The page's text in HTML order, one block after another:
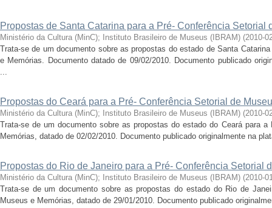
Propostas de Santa Catarina para a Pré- Conferência Setorial
Ministério da Cultura (MinC); Instituto Brasileiro de Museus (IBRAM) (2010-
Trata-se de um documento sobre as propostas do estado de Santa
e Memórias. Documento datado de 09/02/2010. Documento publicado
...
Propostas do Ceará para a Pré- Conferência Setorial de
Ministério da Cultura (MinC); Instituto Brasileiro de Museus (IBRAM) (2010-
Trata-se de um documento sobre as propostas do estado do Ceará para
Memórias, datado de 02/02/2010. Documento publicado originalmente na
Propostas do Rio de Janeiro para a Pré- Conferência Setorial
Ministério da Cultura (MinC); Instituto Brasileiro de Museus (IBRAM) (2010-
Trata-se de um documento sobre as propostas do estado do Rio de
Museus e Memórias, datado de 29/01/2010. Documento publicado